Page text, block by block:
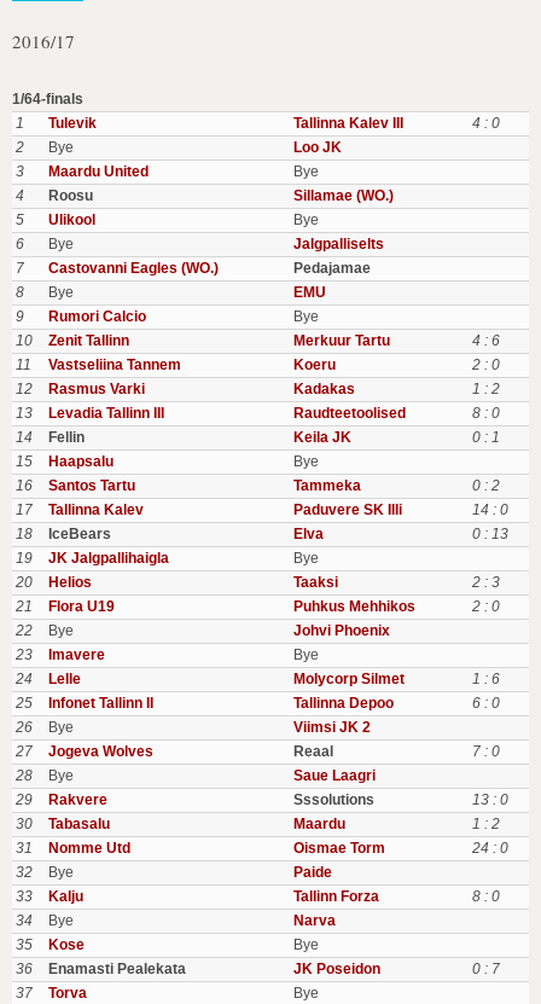
2016/17
1/64-finals
1
Tulevik Tallinna Kalev III
4 : 0
2
Bye
Loo JK
3
Maardu United
Bye
4
Roosu
Sillamae (WO.)
5
Ulikool
Bye
6
Bye
Jalgpalliselts
7
Castovanni Eagles (WO.)
Pedajamae
8
Bye
EMU
9
Rumori Calcio
Bye
10
Zenit Tallinn Merkuur Tartu
4 : 6
11
Vastseliina Tannem Koeru
2 : 0
12
Rasmus Varki Kadakas
1 : 2
13
Levadia Tallinn III Raudteetoolised
8 : 0
14
Fellin Keila JK
0 : 1
15
Haapsalu
Bye
16
Santos Tartu Tammeka
0 : 2
17
Tallinna Kalev Paduvere SK Illi
14 : 0
18
IceBears Elva
0 : 13
19
JK Jalgpallihaigla
Bye
20
Helios Taaksi
2 : 3
21
Flora U19 Puhkus Mehhikos
2 : 0
22
Bye
Johvi Phoenix
23
Imavere
Bye
24
Lelle Molycorp Silmet
1 : 6
25
Infonet Tallinn II Tallinna Depoo
6 : 0
26
Bye
Viimsi JK 2
27
Jogeva Wolves Reaal
7 : 0
28
Bye
Saue Laagri
29
Rakvere Sssolutions
13 : 0
30
Tabasalu Maardu
1 : 2
31
Nomme Utd Oismae Torm
24 : 0
32
Bye
Paide
33
Kalju Tallinn Forza
8 : 0
34
Bye
Narva
35
Kose
Bye
36
Enamasti Pealekata JK Poseidon
0 : 7
37
Torva
Bye